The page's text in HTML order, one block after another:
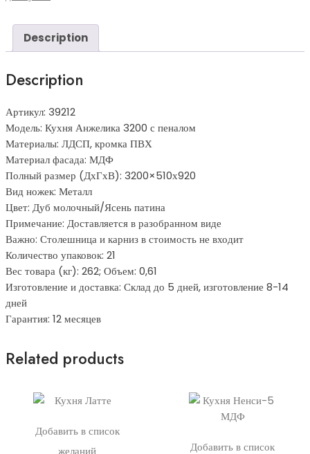
Description
Description
Артикул: 39212
Модель: Кухня Анжелика 3200 с пеналом
Материалы: ЛДСП, кромка ПВХ
Материал фасада: МДФ
Полный размер (ДхГхВ): 3200×510х920
Вид ножек: Металл
Цвет: Дуб молочный/Ясень патина
Примечание: Доставляется в разобранном виде
Важно: Столешница и карниз в стоимость не входит
Количество упаковок: 21
Вес товара (кг): 262; Объем: 0,61
Изготовление и доставка: Склад до 5 дней, изготовление 8-14
дней
Гарантия: 12 месяцев
Related products
Добавить в список
Добавить в список